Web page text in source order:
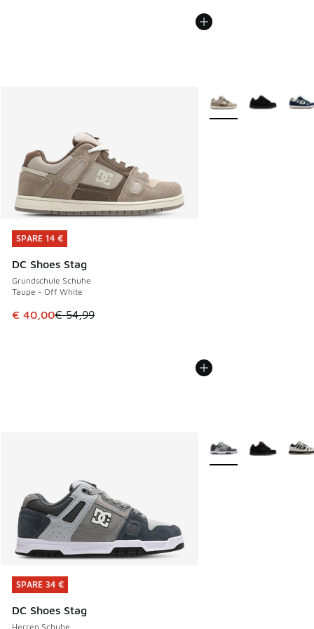
SPARE 14 €
DC Shoes Stag
Grundschule Schuhe
Taupe - Off White
Dieser Artikel ist im Sale. Der Preis ist von € 54,99 auf €
€ 40,00€ 54,99
SPARE 14 €
Weitere Farben
SPARE 34 €
DC Shoes Stag
Herren Schuhe
SPARE 34 €
Weitere Farben